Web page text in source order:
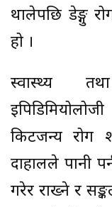
थालेपछि डेङ्गु
हो ।
स्वास्थ्य
किटजन्य रोग
दाहालले पानी
गरेर राख्ने र